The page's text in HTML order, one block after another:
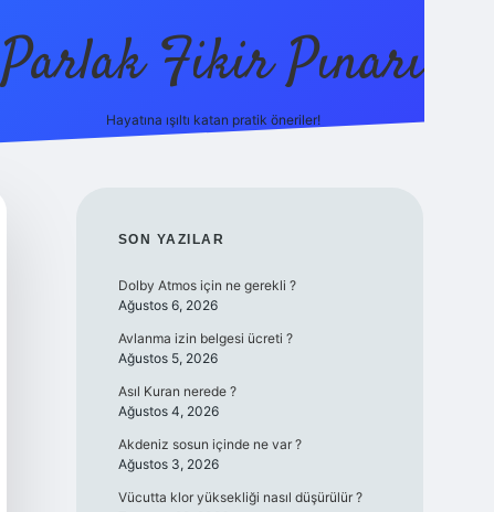
Parlak Fikir Pınarı
Hayatına ışıltı katan pratik öneriler!
SIDEBAR
SON YAZILAR
Dolby Atmos için ne gerekli ?
Ağustos 6, 2026
Avlanma izin belgesi ücreti ?
Ağustos 5, 2026
Asıl Kuran nerede ?
Ağustos 4, 2026
Akdeniz sosun içinde ne var ?
Ağustos 3, 2026
Vücutta klor yüksekliği nasıl düşürülür ?